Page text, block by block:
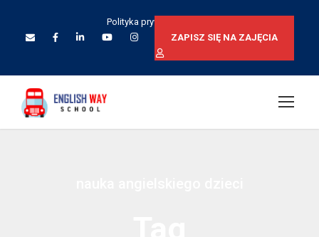
Polityka prywatności
ZAPISZ SIĘ NA ZAJĘCIA